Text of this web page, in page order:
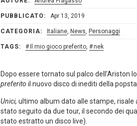
PUBBLICATO: Apr 13, 2019
CATEGORIA: Italiane, News, Personaggi
TAGS: Il mio gioco preferito, nek
Dopo essere tornato sul palco dell’Ariston
preferito il nuovo disco di inediti della
Unici, ultimo album dato alle stampe, risale
stato seguito da due tour, il secondo dei
stato estratto un disco live).